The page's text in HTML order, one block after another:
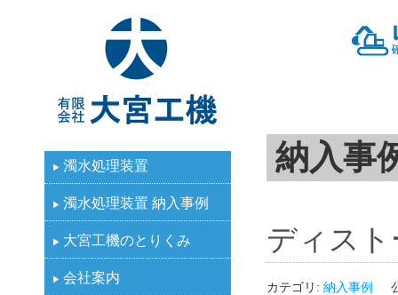
有限会社大宮工機
濁水処理装置
濁水処理装置 納入事例
大宮工機のとりくみ
会社案内
納入事
ディス
カテゴリ: 納入事例